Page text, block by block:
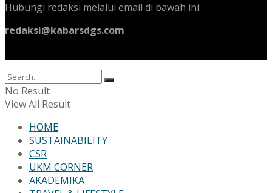
Hubungi redaksi melalui email di bawah ini:
redaksi@kabarsdgs.com
No Result
View All Result
HOME
SUSTAINABILITY
CSR
UKM CORNER
AKADEMIKA